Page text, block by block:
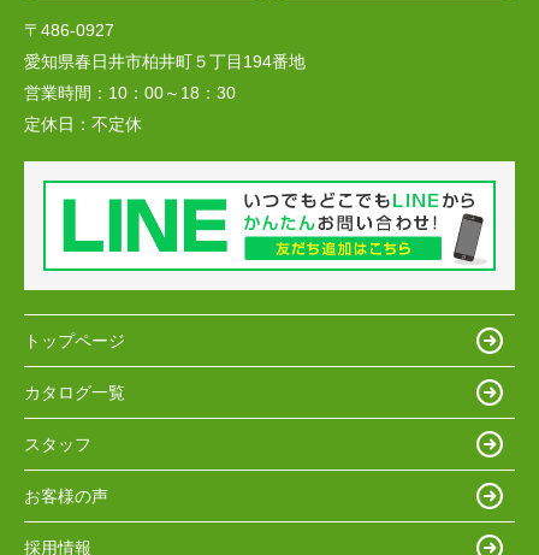
〒486-0927
愛知県春日井市柏井町５丁目194番地
営業時間： 10：00～18：30
定休日： 不定休
トップページ
カタログ一覧
スタッフ
お客様の声
採用情報